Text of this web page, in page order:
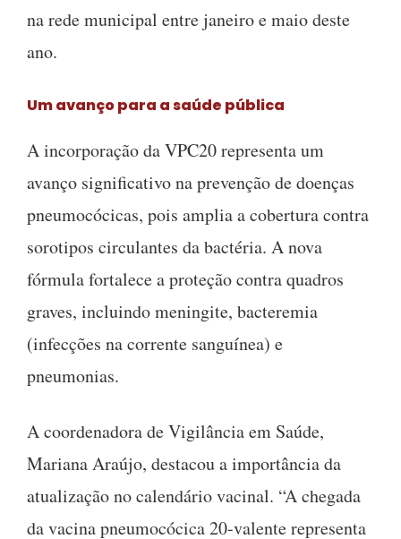
na rede municipal entre janeiro e maio deste
ano.
Um avanço para a saúde pública
A incorporação da VPC20 representa um
avanço significativo na prevenção de doenças
pneumocócicas, pois amplia a cobertura contra
sorotipos circulantes da bactéria. A nova
fórmula fortalece a proteção contra quadros
graves, incluindo meningite, bacteremia
(infecções na corrente sanguínea) e
pneumonias.
A coordenadora de Vigilância em Saúde,
Mariana Araújo, destacou a importância da
atualização no calendário vacinal. “A chegada
da vacina pneumocócica 20-valente representa